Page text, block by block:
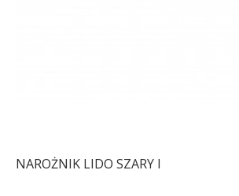
NAROŻNIK LIDO SZARY I